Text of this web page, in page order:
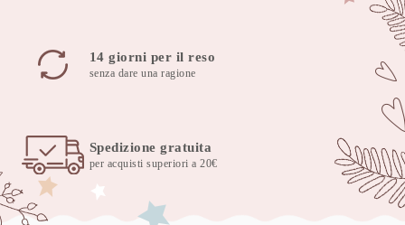
14 giorni per il reso
senza dare una ragione
Spedizione gratuita
per acquisti superiori a 20€